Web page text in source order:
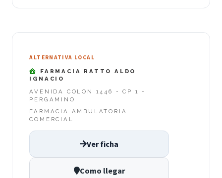
ALTERNATIVA LOCAL
FARMACIA RATTO ALDO
IGNACIO
AVENIDA COLON 1446 - CP 1 -
PERGAMINO
FARMACIA AMBULATORIA
COMERCIAL
Ver ficha
Como llegar